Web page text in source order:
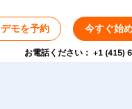
デモを予約 今すぐ始
お電話ください： +1 (415)